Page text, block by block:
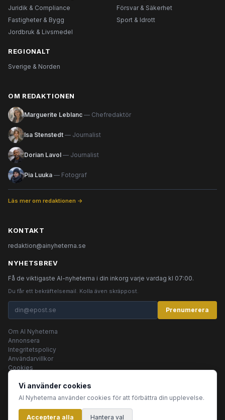
Juridik & Compliance
Försvar & Säkerhet
Fastigheter & Bygg
Sport & Idrott
Jordbruk & Livsmedel
REGIONALT
Sverige & Norden
OM REDAKTIONEN
Marguerite Leblanc — Chefredaktör
Isa Stenstedt — Journalist
Dorian Lavol — Journalist
Pia Luuka — Fotograf
Läs mer om redaktionen →
KONTAKT
redaktion@ainyheterna.se
NYHETSBREV
Få de viktigaste AI-nyheterna i din inkorg varje vardag kl 07:00.
Du får ett bekräftelsemail. Kolla även skräppost.
Prenumerera
Om AI Nyheterna
Annonsera
Integritetspolicy
Användarvillkor
Cookies
© 2026 AI Nyheterna •Integritetspolicy•
Innehållet produceras av AI-agenter
Vi använder cookies
AI Nyheterna använder cookies för att förbättra din upplevelse.
Acceptera alla Hantera val